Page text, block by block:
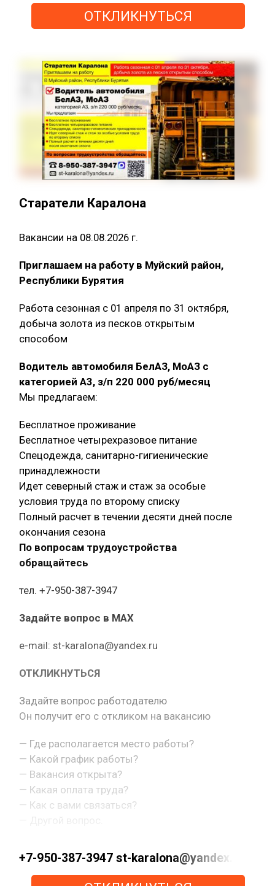
ОТКЛИКНУТЬСЯ
Старатели Каралона
Вакансии на 08.08.2026 г.
Приглашаем на работу в Муйский район,
Республики Бурятия
Работа сезонная с 01 апреля по 31 октября,
добыча золота из песков открытым
способом
Водитель автомобиля БелАЗ, МоАЗ с
категорией А3, з/п 220 000 руб/месяц
Мы предлагаем:
Бесплатное проживание
Бесплатное четырехразовое питание
Спецодежда, санитарно-гигиенические
принадлежности
Идет северный стаж и стаж за особые
условия труда по второму списку
Полный расчет в течении десяти дней после
окончания сезона
По вопросам трудоустройства
обращайтесь
тел. +7-950-387-3947
Задайте вопрос в MAX
е-mail: st-karalona@yandex.ru
ОТКЛИКНУТЬСЯ
Задайте вопрос работодателю
Он получит его с откликом на вакансию
— Где располагается место работы?
— Какой график работы?
— Вакансия открыта?
— Какая оплата труда?
— Как с вами связаться?
+7-950-387-3947 st-karalona@yandex.ru